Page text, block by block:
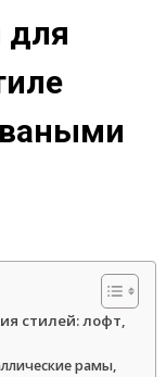
стилей: лофт,
рамы,